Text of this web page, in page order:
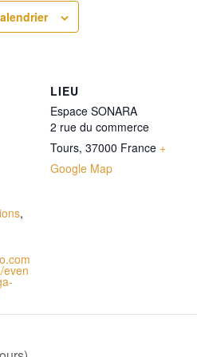
,
even
LIEU
Espace SONARA
2 rue du commerce
Tours, 37000 France +
Google Map